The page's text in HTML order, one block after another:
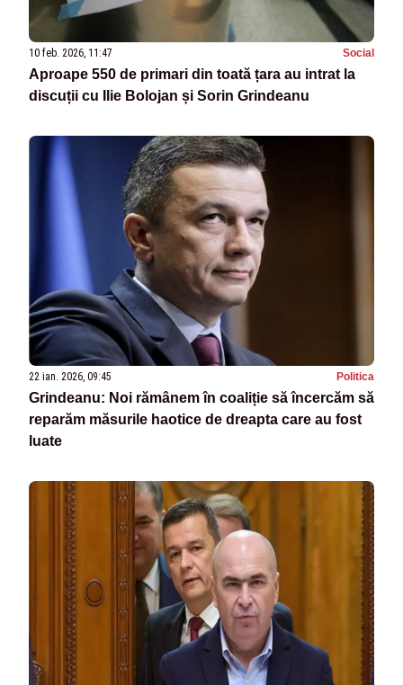
10 feb. 2026, 11:47 Social
Aproape 550 de primari din toată țara au intrat la
discuții cu Ilie Bolojan și Sorin Grindeanu
22 ian. 2026, 09:45 Politica
Grindeanu: Noi rămânem în coaliție să încercăm să
reparăm măsurile haotice de dreapta care au fost
luate